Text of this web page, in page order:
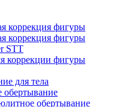
коррекция фигуры
коррекция фигуры
STT
коррекции фигуры
для тела
обертывание
обертывание